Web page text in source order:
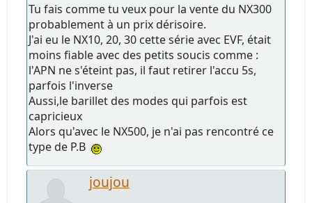
Tu fais comme tu veux pour la vente du NX300
probablement à un prix dérisoire.
J'ai eu le NX10, 20, 30 cette série avec EVF, était
moins fiable avec des petits soucis comme :
l'APN ne s'éteint pas, il faut retirer l'accu 5s,
parfois l'inverse
Aussi,le barillet des modes qui parfois est
capricieux
Alors qu'avec le NX500, je n'ai pas rencontré ce
type de P.B
joujou